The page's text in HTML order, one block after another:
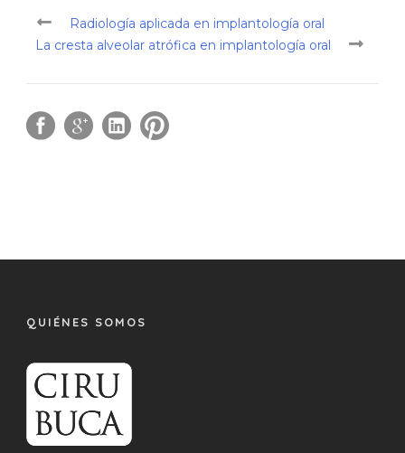
Radiología aplicada en implantología oral
La cresta alveolar atrófica en implantología oral
QUIÉNES SOMOS